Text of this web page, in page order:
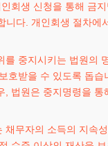
회생 신청을 통해 금
니다. 개인회생 절차
를 중지시키는 법원의
호받을 수 있도록 돕
, 법원은 중지명령을
채무자의 소득의 지속